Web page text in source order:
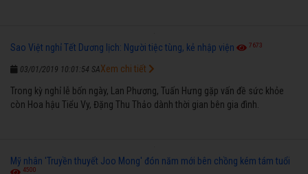
Sao Việt nghỉ Tết Dương lịch: Người tiệc tùng, kẻ nhập viện 7673
03/01/2019 10:01:54 SA
Trong kỳ nghỉ lễ bốn ngày, Lan Phương, Tuấn Hưng gặp vấn đề sức khỏe
còn Hoa hậu Tiểu Vy, Đặng Thu Thảo dành thời gian bên gia đình.
Xem chi tiết
Mỹ nhân 'Truyền thuyết Joo Mong' đón năm mới bên chồng kém tám tuổi
4500